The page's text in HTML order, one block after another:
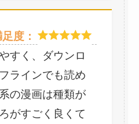
度：
すく、ダウンロ
ラインでも読め
の漫画は種類が
がすごく良くて